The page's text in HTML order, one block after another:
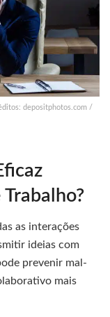
depositphotos.com /
as interações
ideias com
prevenir mal-
mais